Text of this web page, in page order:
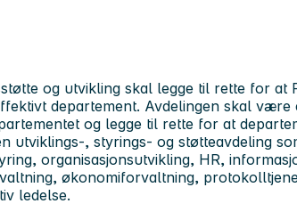
og utvikling skal legge til rette for at
departement. Avdelingen skal
og legge til rette for at
utviklings-, styrings- og støtteavdeling
organisasjonsutvikling, HR,
økonomiforvaltning,
ledelse.